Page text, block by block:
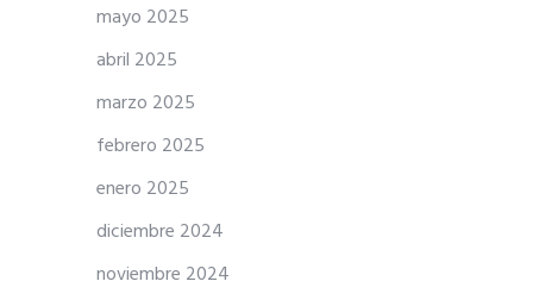
mayo 2025
abril 2025
marzo 2025
febrero 2025
enero 2025
diciembre 2024
noviembre 2024